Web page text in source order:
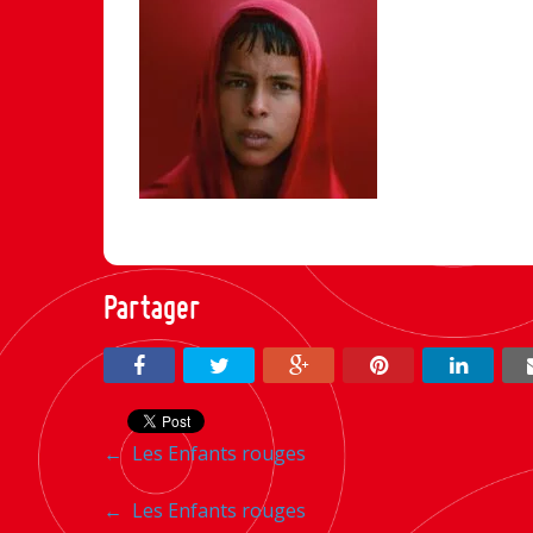
Partager
Navigation
entre
←Les Enfants rouges
Navigation
← Les Enfants rouges